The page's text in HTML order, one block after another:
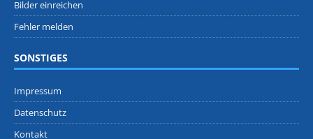
Bilder einreichen
Fehler melden
SONSTIGES
Impressum
Datenschutz
Kontakt